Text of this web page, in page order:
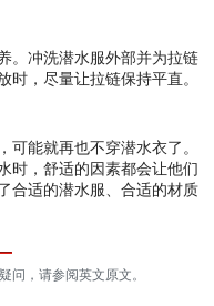
。冲洗潜水服外部并为拉链
，尽量让拉链保持平直。
能就再也不穿潜水衣了。
时，舒适的因素都会让他们
合适的潜水服、合适的材质
问，请参阅英文原文。